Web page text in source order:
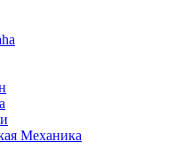
Механика